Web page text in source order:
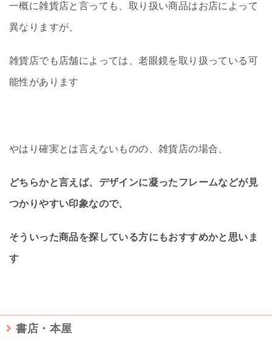
一概に雑貨店と言っても、取り扱い商品はお店によって
異なりますが、
雑貨店でも店舗によっては、老眼鏡を取り扱っている可
能性があります
やはり確実とは言えないものの、雑貨店の場合、
どちらかと言えば、デザインに凝ったフレームなどが見
つかりやすい印象なので、
そういった商品を探している方にもおすすめかと思いま
す
書店・本屋